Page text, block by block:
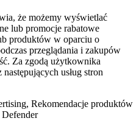
że możemy wyświetlać
lub promocje rabatowe
produktów w oparciu o
przeglądania i zakupów
Za zgodą użytkownika
usług stron
Rekomendacje produktów